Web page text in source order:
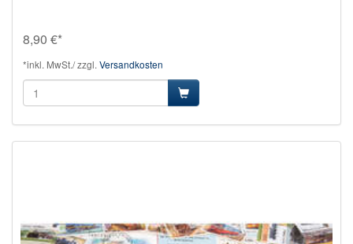
8,90 €*
*inkl. MwSt./ zzgl. Versandkosten